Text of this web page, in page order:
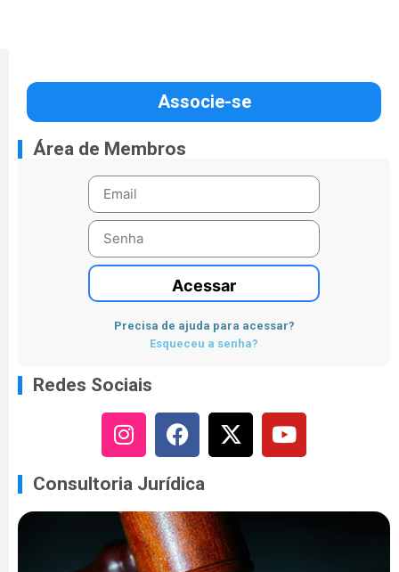
Associe-se
Área de Membros
Acessar
Precisa de ajuda para acessar?
Esqueceu a senha?
Redes Sociais
Consultoria Jurídica